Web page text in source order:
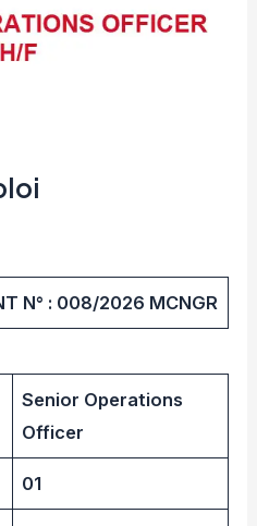
N° : 008/2026 MCNGR
Senior Operations
Officer
01